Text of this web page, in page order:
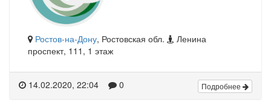
Ростов-на-Дону, Ростовская обл.
Ленина
проспект, 111, 1 этаж
14.02.2020, 22:04 0 Подробнее